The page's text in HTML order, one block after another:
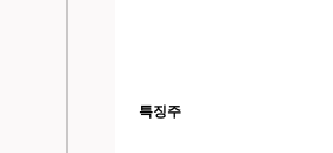
특징주